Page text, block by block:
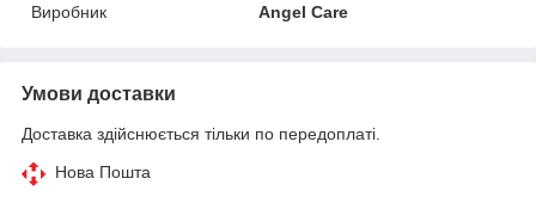
Виробник
Angel Care
Умови доставки
Доставка здійснюється тільки по передоплаті.
Нова Пошта